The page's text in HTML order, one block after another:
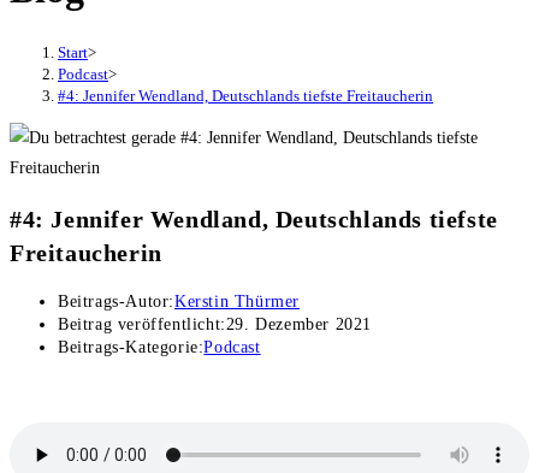
Start>
Podcast>
#4: Jennifer Wendland, Deutschlands tiefste Freitaucherin
#4: Jennifer Wendland, Deutschlands tiefste
Freitaucherin
Beitrags-Autor:Kerstin Thürmer
Beitrag veröffentlicht:29. Dezember 2021
Beitrags-Kategorie:Podcast